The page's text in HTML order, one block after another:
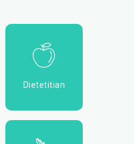
Dietetitian